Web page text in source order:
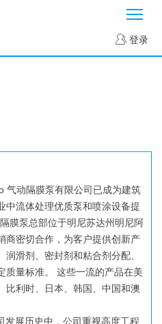
登录
气动隔膜泵有限公司已成为建筑
中流体处理优质泵和喷涂设备提
膜泵总部位于明尼苏达州明尼阿
商密切合作，为客户提供创新产
滑剂、密封剂和粘合剂分配、
质量标准。 这些一流的产品在美
比利时、日本、韩国、中国和澳
展历史中，公司重视高度工程